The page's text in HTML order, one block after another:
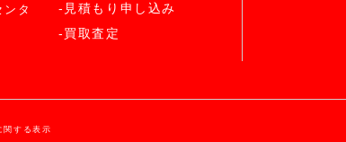
ンタ
-見積もり申し込み
-買取査定
関する表示